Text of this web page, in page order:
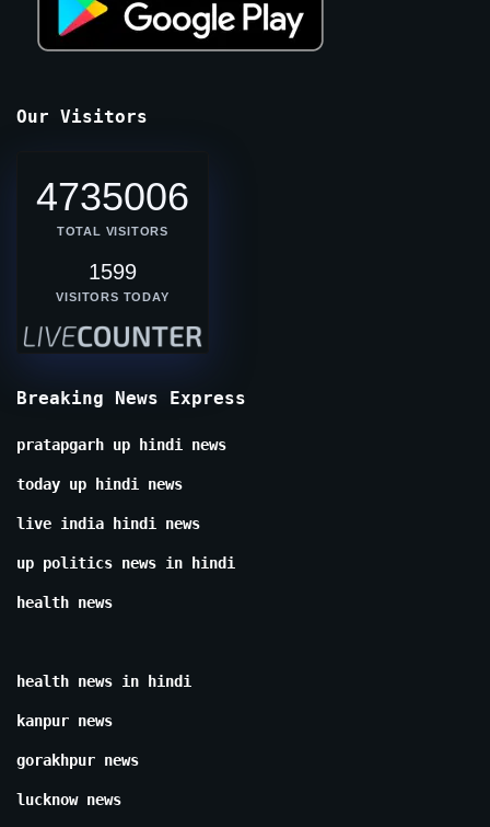
Our Visitors
4735006
TOTAL VISITORS
1599
VISITORS TODAY
Breaking News Express
pratapgarh up hindi news
today up hindi news
live india hindi news
up politics news in hindi
health news
health news in hindi
kanpur news
gorakhpur news
lucknow news